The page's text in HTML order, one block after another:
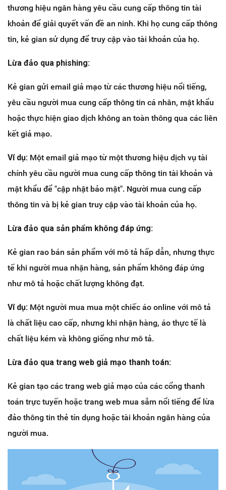
thương hiệu ngân hàng yêu cầu cung cấp thông tin tài
khoản để giải quyết vấn đề an ninh. Khi họ cung cấp thông
tin, kẻ gian sử dụng để truy cập vào tài khoản của họ.
Lừa đảo qua phishing:
Kẻ gian gửi email giả mạo từ các thương hiệu nổi tiếng,
yêu cầu người mua cung cấp thông tin cá nhân, mật khẩu
hoặc thực hiện giao dịch không an toàn thông qua các liên
kết giả mạo.
Ví dụ: Một email giả mạo từ một thương hiệu dịch vụ tài
chính yêu cầu người mua cung cấp thông tin tài khoản và
mật khẩu để "cập nhật bảo mật". Người mua cung cấp
thông tin và bị kẻ gian truy cập vào tài khoản của họ.
Lừa đảo qua sản phẩm không đáp ứng:
Kẻ gian rao bán sản phẩm với mô tả hấp dẫn, nhưng thực
tế khi người mua nhận hàng, sản phẩm không đáp ứng
như mô tả hoặc chất lượng không đạt.
Ví dụ: Một người mua mua một chiếc áo online với mô tả
là chất liệu cao cấp, nhưng khi nhận hàng, áo thực tế là
chất liệu kém và không giống như mô tả.
Lừa đảo qua trang web giả mạo thanh toán:
Kẻ gian tạo các trang web giả mạo của các cổng thanh
toán trực tuyến hoặc trang web mua sắm nổi tiếng để lừa
đảo thông tin thẻ tín dụng hoặc tài khoản ngân hàng của
người mua.